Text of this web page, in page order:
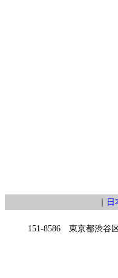
｜ 日
151-8586 東京都渋谷